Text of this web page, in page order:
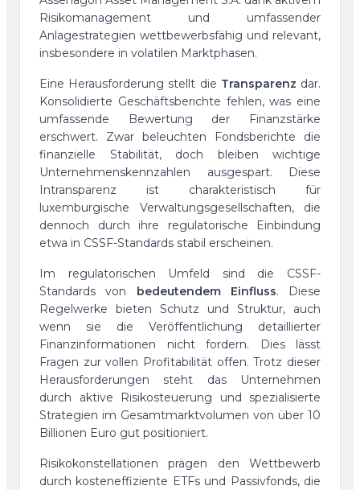
Risikomanagement und umfassender
Anlagestrategien wettbewerbsfähig und relevant,
insbesondere in volatilen Marktphasen.
Eine Herausforderung stellt die Transparenz dar.
Konsolidierte Geschäftsberichte fehlen, was eine
umfassende Bewertung der Finanzstärke
erschwert. Zwar beleuchten Fondsberichte die
finanzielle Stabilität, doch bleiben wichtige
Unternehmenskennzahlen ausgespart. Diese
Intransparenz ist charakteristisch für
luxemburgische Verwaltungsgesellschaften, die
dennoch durch ihre regulatorische Einbindung
etwa in CSSF-Standards stabil erscheinen.
Im regulatorischen Umfeld sind die CSSF-
Standards von bedeutendem Einfluss. Diese
Regelwerke bieten Schutz und Struktur, auch
wenn sie die Veröffentlichung detaillierter
Finanzinformationen nicht fordern. Dies lässt
Fragen zur vollen Profitabilität offen. Trotz dieser
Herausforderungen steht das Unternehmen
durch aktive Risikosteuerung und spezialisierte
Strategien im Gesamtmarktvolumen von über 10
Billionen Euro gut positioniert.
Risikokonstellationen prägen den Wettbewerb
durch kosteneffiziente ETFs und Passivfonds, die